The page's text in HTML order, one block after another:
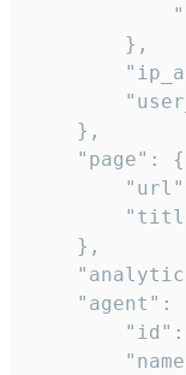
        },
    },
    "page": {
    },
"agent":